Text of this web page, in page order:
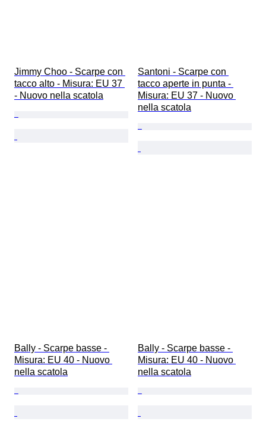
Jimmy Choo - Scarpe con
tacco alto - Misura: EU 37
- Nuovo nella scatola
Santoni - Scarpe con
tacco aperte in punta -
Misura: EU 37 - Nuovo
nella scatola
Bally - Scarpe basse -
Misura: EU 40 - Nuovo
nella scatola
Bally - Scarpe basse -
Misura: EU 40 - Nuovo
nella scatola